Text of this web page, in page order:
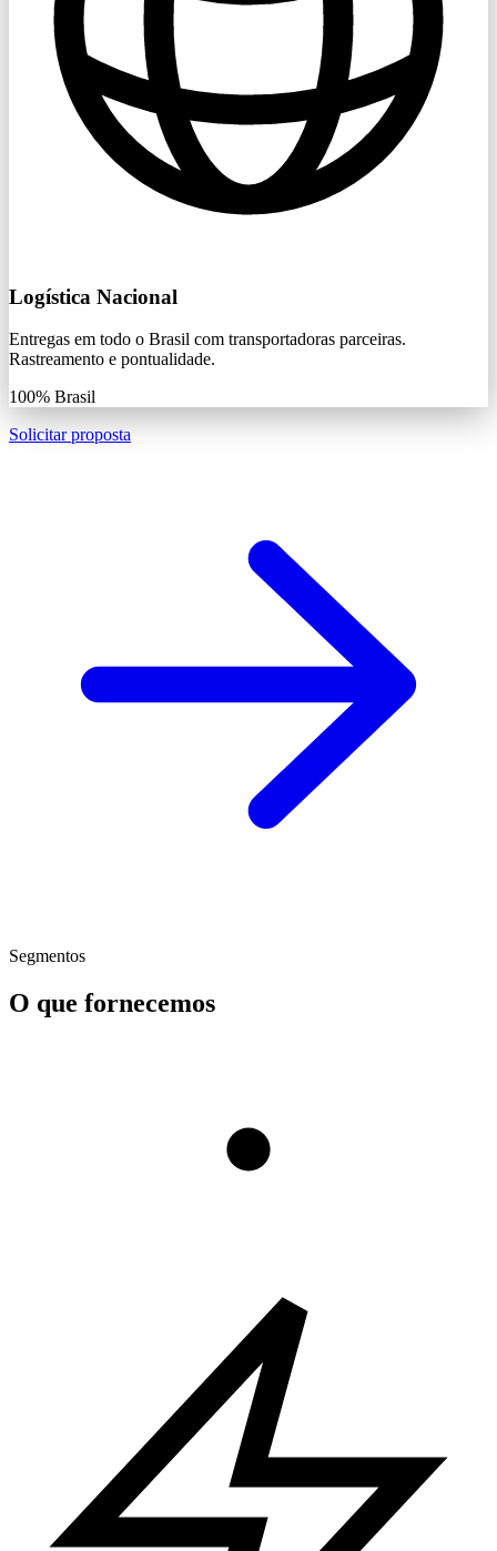
Logística Nacional
Entregas em todo o Brasil com transportadoras parceiras.
Rastreamento e pontualidade.
100% Brasil
Solicitar proposta
Segmentos
O que fornecemos